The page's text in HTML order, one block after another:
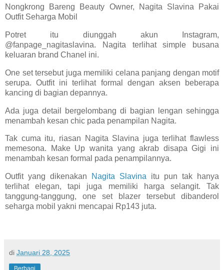
Nongkrong Bareng Beauty Owner, Nagita Slavina Pakai
Outfit Seharga Mobil
Potret itu diunggah akun Instagram,
@fanpage_nagitaslavina. Nagita terlihat simple busana
keluaran brand Chanel ini.
One set tersebut juga memiliki celana panjang dengan motif
serupa. Outfit ini terlihat formal dengan aksen beberapa
kancing di bagian depannya.
Ada juga detail bergelombang di bagian lengan sehingga
menambah kesan chic pada penampilan Nagita.
Tak cuma itu, riasan Nagita Slavina juga terlihat flawless
memesona. Make Up wanita yang akrab disapa Gigi ini
menambah kesan formal pada penampilannya.
Outfit yang dikenakan Nagita Slavina itu pun tak hanya
terlihat elegan, tapi juga memiliki harga selangit. Tak
tanggung-tanggung, one set blazer tersebut dibanderol
seharga mobil yakni mencapai Rp143 juta.
di Januari 28, 2025
Berbagi